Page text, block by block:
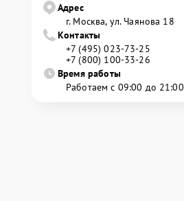
Адрес
г. Москва, ул. Чаянова 18
Контакты
+7 (495) 023-73-25
+7 (800) 100-33-26
Время работы
Работаем с 09:00 до 21:00